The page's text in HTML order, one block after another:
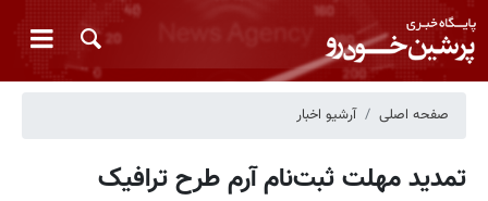
صفحه اصلی آرشیو اخبار
تمدید مهلت ثبت‌نام آرم طرح ترافیک